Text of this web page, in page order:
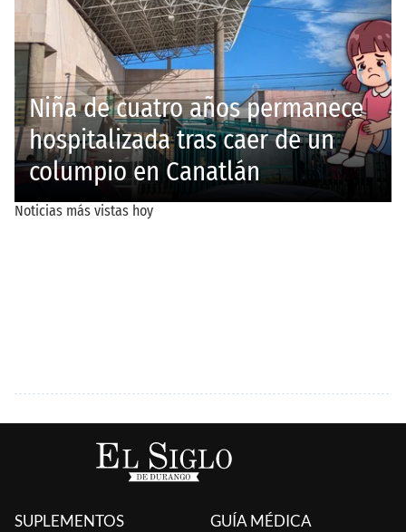
SUPLEMENTOS
GUÍA MÉDICA